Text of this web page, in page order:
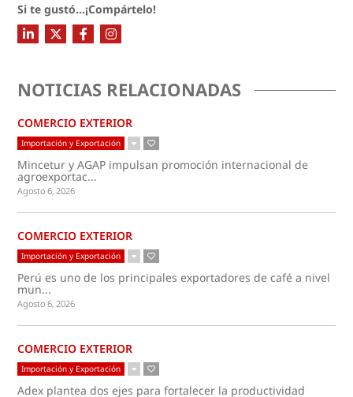
Si te gustó...¡Compártelo!
NOTICIAS RELACIONADAS
COMERCIO EXTERIOR
Importación y Exportación
Mincetur y AGAP impulsan promoción internacional de
agroexportac...
Agosto 6, 2026
COMERCIO EXTERIOR
Importación y Exportación
Perú es uno de los principales exportadores de café a nivel
mun...
Agosto 6, 2026
COMERCIO EXTERIOR
Importación y Exportación
Adex plantea dos ejes para fortalecer la productividad